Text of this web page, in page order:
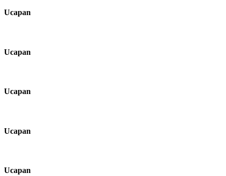
Ucapan
Ucapan
Ucapan
Ucapan
Ucapan